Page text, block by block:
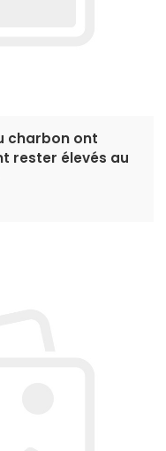
charbon ont
rester élevés au